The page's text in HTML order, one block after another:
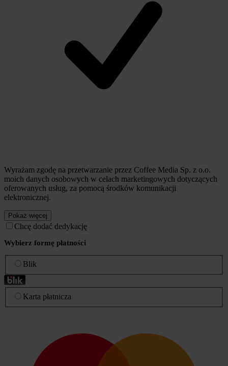
Wyrażam zgodę na przetwarzanie przez Coffee Media Sp. z o.o.
moich danych osobowych w celach marketingowych dotyczących
oferowanych usług, za pomocą środków komunikacji
elektronicznej.
Pokaż więcej
Chcę dodać dedykację
Wybierz formę płatności
Blik
Karta płatnicza